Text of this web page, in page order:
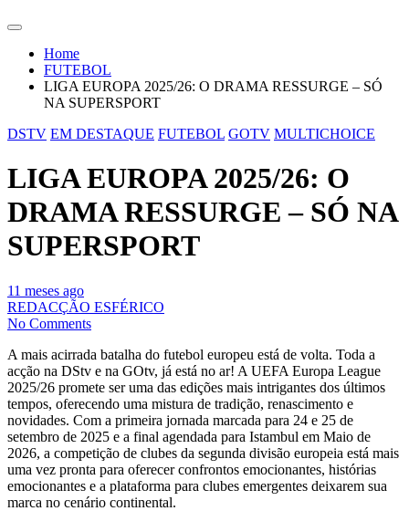
Home
FUTEBOL
LIGA EUROPA 2025/26: O DRAMA RESSURGE – SÓ
NA SUPERSPORT
DSTV EM DESTAQUE FUTEBOL GOTV MULTICHOICE
LIGA EUROPA 2025/26: O
DRAMA RESSURGE – SÓ NA
SUPERSPORT
11 meses ago
REDACÇÃO ESFÉRICO
No Comments
A mais acirrada batalha do futebol europeu está de volta. Toda a
acção na DStv e na GOtv, já está no ar! A UEFA Europa League
2025/26 promete ser uma das edições mais intrigantes dos últimos
tempos, oferecendo uma mistura de tradição, renascimento e
novidades. Com a primeira jornada marcada para 24 e 25 de
setembro de 2025 e a final agendada para Istambul em Maio de
2026, a competição de clubes da segunda divisão europeia está mais
uma vez pronta para oferecer confrontos emocionantes, histórias
emocionantes e a plataforma para clubes emergentes deixarem sua
marca no cenário continental.